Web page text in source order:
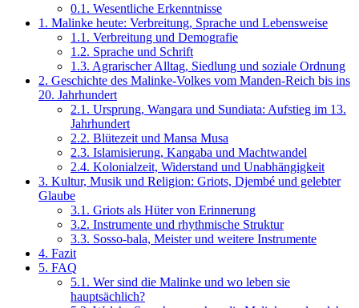
0.1. Wesentliche Erkenntnisse
1. Malinke heute: Verbreitung, Sprache und Lebensweise
1.1. Verbreitung und Demografie
1.2. Sprache und Schrift
1.3. Agrarischer Alltag, Siedlung und soziale Ordnung
2. Geschichte des Malinke-Volkes vom Manden-Reich bis ins
20. Jahrhundert
2.1. Ursprung, Wangara und Sundiata: Aufstieg im 13.
Jahrhundert
2.2. Blütezeit und Mansa Musa
2.3. Islamisierung, Kangaba und Machtwandel
2.4. Kolonialzeit, Widerstand und Unabhängigkeit
3. Kultur, Musik und Religion: Griots, Djembé und gelebter
Glaube
3.1. Griots als Hüter von Erinnerung
3.2. Instrumente und rhythmische Struktur
3.3. Sosso‑bala, Meister und weitere Instrumente
4. Fazit
5. FAQ
5.1. Wer sind die Malinke und wo leben sie
hauptsächlich?